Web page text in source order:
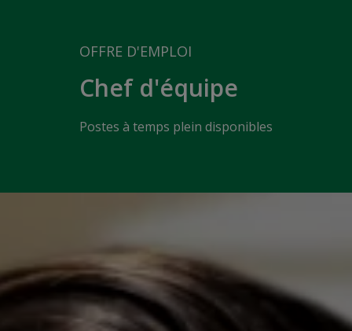
OFFRE D'EMPLOI
Chef d'équipe
Postes à temps plein disponibles